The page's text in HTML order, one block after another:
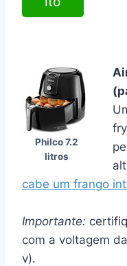
Philco 7.2
litros
cabe um frango
Importante:
com a voltagem
v).